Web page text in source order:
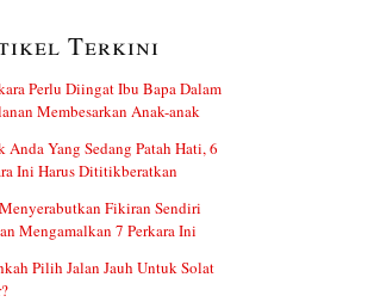
Terkini
Perlu Diingat Ibu Bapa Dalam
Membesarkan Anak-anak
Anda Yang Sedang Patah Hati, 6
Ini Harus Dititikberatkan
Fikiran Sendiri
Mengamalkan 7 Perkara Ini
Pilih Jalan Jauh Untuk Solat